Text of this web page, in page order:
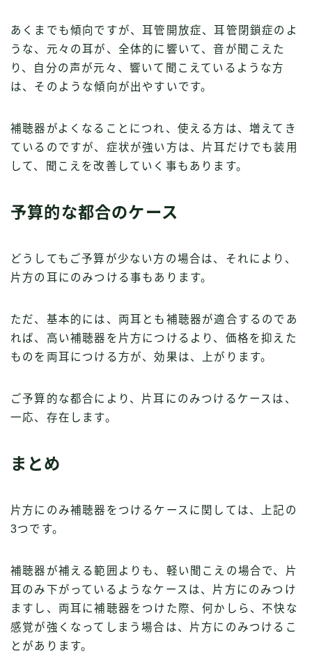
あくまでも傾向ですが、耳管開放症、耳管閉鎖症のよ
うな、元々の耳が、全体的に響いて、音が聞こえた
り、自分の声が元々、響いて聞こえているような方
は、そのような傾向が出やすいです。
補聴器がよくなることにつれ、使える方は、増えてき
ているのですが、症状が強い方は、片耳だけでも装用
して、聞こえを改善していく事もあります。
予算的な都合のケース
どうしてもご予算が少ない方の場合は、それにより、
片方の耳にのみつける事もあります。
ただ、基本的には、両耳とも補聴器が適合するのであ
れば、高い補聴器を片方につけるより、価格を抑えた
ものを両耳につける方が、効果は、上がります。
ご予算的な都合により、片耳にのみつけるケースは、
一応、存在します。
まとめ
片方にのみ補聴器をつけるケースに関しては、上記の
3つです。
補聴器が補える範囲よりも、軽い聞こえの場合で、片
耳のみ下がっているようなケースは、片方にのみつけ
ますし、両耳に補聴器をつけた際、何かしら、不快な
感覚が強くなってしまう場合は、片方にのみつけるこ
とがあります。